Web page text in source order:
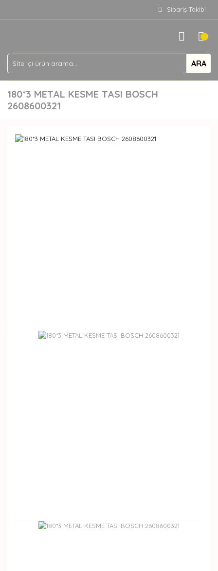
Sipariş Takibi
ARA
180*3 METAL KESME TASI BOSCH
2608600321